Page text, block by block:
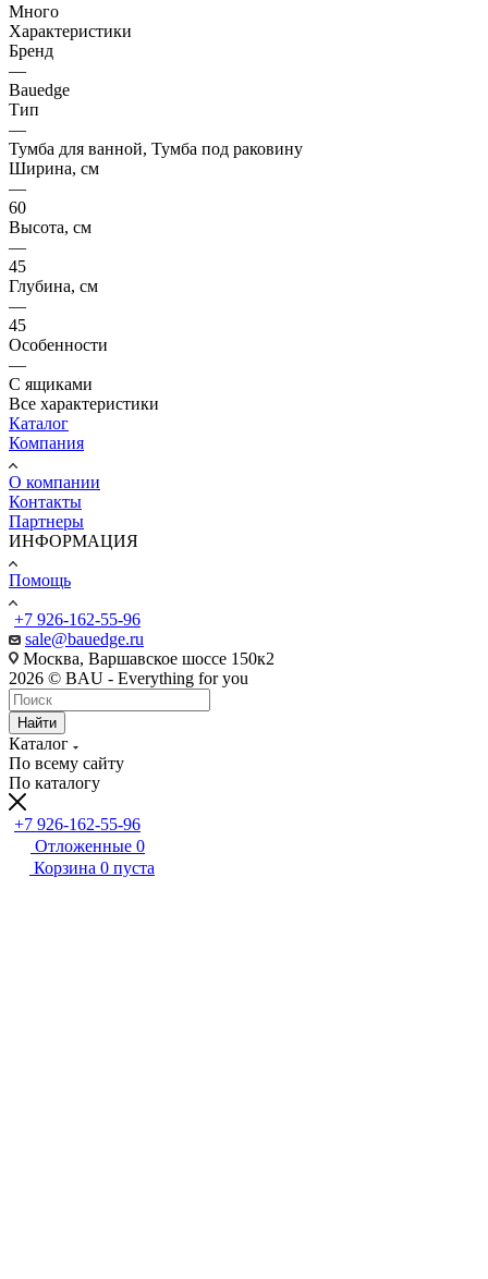
Много
Характеристики
Бренд
—
Bauedge
Тип
—
Тумба для ванной, Тумба под раковину
Ширина, см
—
60
Высота, см
—
45
Глубина, см
—
45
Особенности
—
С ящиками
Все характеристики
Каталог
Компания
О компании
Контакты
Партнеры
ИНФОРМАЦИЯ
Помощь
+7 926-162-55-96
sale@bauedge.ru
Москва, Варшавское шоссе 150к2
2026 © BAU - Everything for you
Найти
Каталог
По всему сайту
По каталогу
+7 926-162-55-96
Отложенные 0
Корзина 0 пуста